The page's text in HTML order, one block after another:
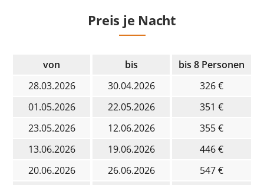
Preis je Nacht
von bis
bis 8 Personen
28.03.2026
30.04.2026
326 €
01.05.2026
22.05.2026
351 €
23.05.2026
12.06.2026
355 €
13.06.2026
19.06.2026
446 €
20.06.2026
26.06.2026
547 €